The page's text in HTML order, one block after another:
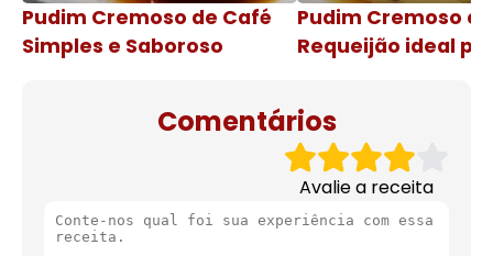
Pudim Cremoso de Café
Simples e Saboroso
Pudim Cremoso
Requeijão ideal
Comentários
Avalie a receita